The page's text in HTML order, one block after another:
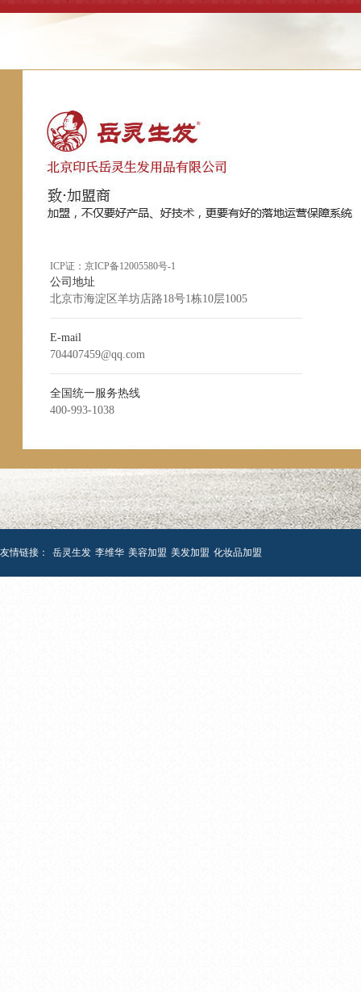
ICP证： 京ICP备12005580号-1
公司地址
北京市海淀区羊坊店路18号1栋10层1005
E-mail
704407459@qq.com
全国统一服务热线
400-993-1038
友情链接： 岳灵生发 李维华 美容加盟 美发加盟 化妆品加盟